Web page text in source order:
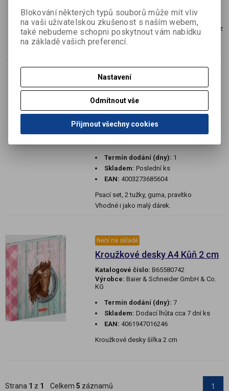
EAN:4003273686083
2 kroužkové desky plastové, šířka 16 mm, z
kolekce Lebka
Psací set Boss 2 tužky, guma,
pravítko
Katalogové číslo:B29105652
Výrobce:Baier & Schneider GmbH & Co.
Termín dodání (dny): 1
Skladem: Poslední ks
EAN: 4003273685604
Psací set, 2 tužky, guma, pravítko
Vhodné i jako malý dárek.
Není na skladě
Kroužkové desky A4 Kůň 2 cm
Katalogové číslo: B65580742
Výrobce: Baier & Schneider GmbH & Co.
KG
Termín dodání (dny): 7
Skladem: Dodací lhůta cca 7 dní ks
EAN: 4061947016246
Kroužkové desky šířka 2 cm
Strana 1 z 1 Celkem 5 záznamů 1
Blokování některých typů souborů může mít vliv
na vaši uživatelskou zkušenost s naším webem,
také nebudeme schopni poskytnout vám nabídku
na základě vašich preferencí.
Nastavení
Odmítnout vše
Přijmout všechny cookies